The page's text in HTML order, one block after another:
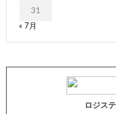
31
« 7月
ロジス